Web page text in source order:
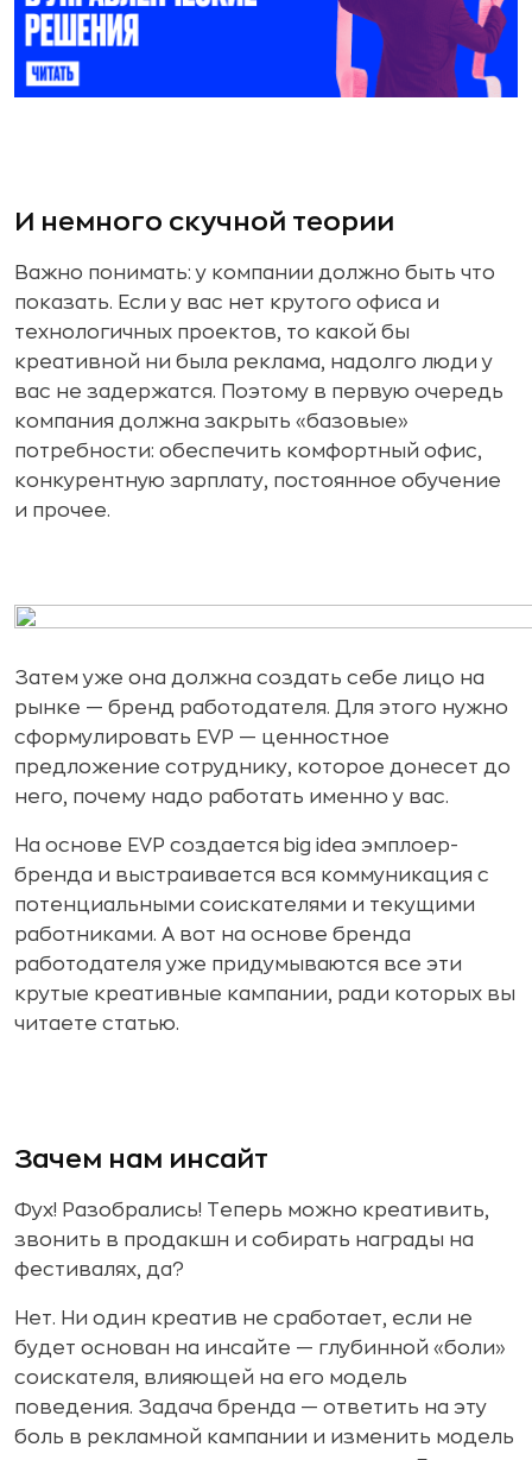
И немного скучной теории
Важно понимать: у компании должно быть что
показать. Если у вас нет крутого офиса и
технологичных проектов, то какой бы
креативной ни была реклама, надолго люди у
вас не задержатся. Поэтому в первую очередь
компания должна закрыть «базовые»
потребности: обеспечить комфортный офис,
конкурентную зарплату, постоянное обучение
и прочее.
Затем уже она должна создать себе лицо на
рынке — бренд работодателя. Для этого нужно
сформулировать EVP — ценностное
предложение сотруднику, которое донесет до
него, почему надо работать именно у вас.
На основе EVP создается big idea эмплоер-
бренда и выстраивается вся коммуникация с
потенциальными соискателями и текущими
работниками. А вот на основе бренда
работодателя уже придумываются все эти
крутые креативные кампании, ради которых вы
читаете статью.
Зачем нам инсайт
Фух! Разобрались! Теперь можно креативить,
звонить в продакшн и собирать награды на
фестивалях, да?
Нет. Ни один креатив не сработает, если не
будет основан на инсайте — глубинной «боли»
соискателя, влияющей на его модель
поведения. Задача бренда — ответить на эту
боль в рекламной кампании и изменить модель